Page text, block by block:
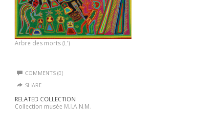
Arbre des morts (L')
COMMENTS (0)
SHARE
RELATED COLLECTION
Collection musée M.I.A.N.M.